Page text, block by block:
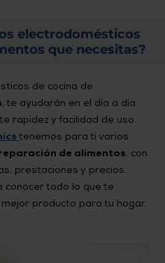
electrodomésticos
que necesitas?
de cocina de
, te ayudarán en el día a día
rapidez y facilidad de uso.
tenemos para ti varios
de alimentos, con
prestaciones y precios.
todo lo que te
producto para tu hogar.